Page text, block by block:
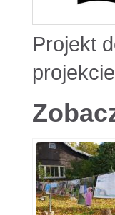
Projekt